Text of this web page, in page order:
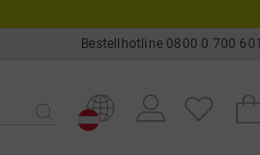
Bestellhotline 0800 0 700 601